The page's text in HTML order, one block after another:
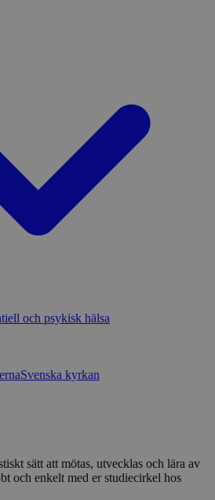
och psykisk hälsa
Svenska kyrkan
sätt att mötas, utvecklas och lära av
och enkelt med er studiecirkel hos